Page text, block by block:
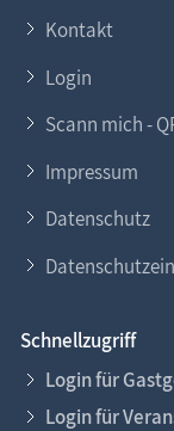
Kontakt
Login
Scann mich -
Impressum
Datenschutz
Schnellzugriff
Login für
Login für